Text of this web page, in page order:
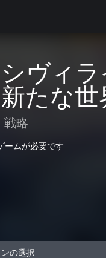
シヴィ
新たな
戦略
ームが必要です
の選択